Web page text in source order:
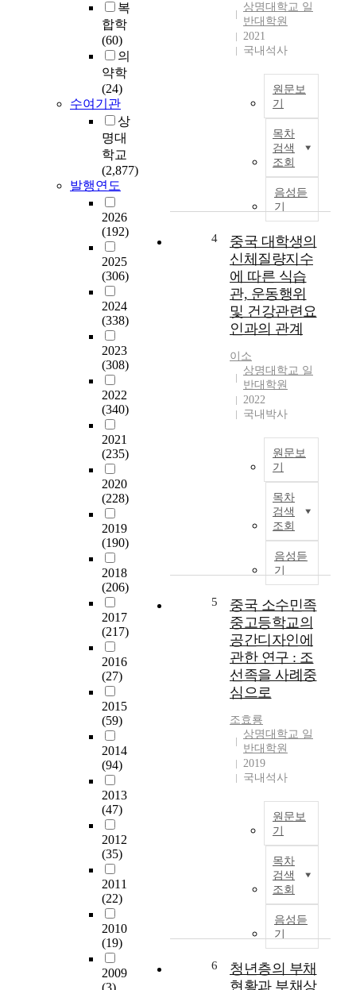
복
합학
(60)
의
약학
(24)
수여기관
상
명대
학교
(2,877)
발행연도
2026
(192)
2025
(306)
2024
(338)
2023
(308)
2022
(340)
2021
(235)
2020
(228)
2019
(190)
2018
(206)
2017
(217)
2016
(27)
2015
(59)
2014
(94)
2013
(47)
2012
(35)
2011
(22)
2010
(19)
2009
봄
환
고
록
의
상명대학교 일
반대학원
2021
국내석사
원문보
기
목차
검색
조회
음성듣
기
4
중국 대학생의
신체질량지수
에 따른 식습
관, 운동행위
및 건강관련요
인과의 관계
이소
상명대학교 일
반대학원
2022
국내박사
원문보
기
목차
검색
조회
음성듣
기
5
중국 소수민족
중고등학교의
공간디자인에
관한 연구 : 조
선족을 사례중
심으로
조효룡
상명대학교 일
반대학원
2019
국내석사
원문보
기
목차
검색
조회
음성듣
기
6
청년층의 부채
현황과 부채상